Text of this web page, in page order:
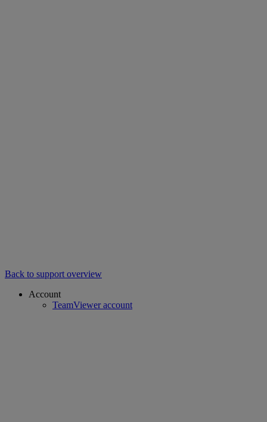
Back to support overview
Account
TeamViewer account